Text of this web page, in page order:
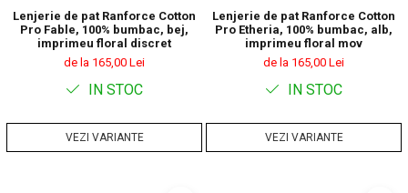
Lenjerie de pat Ranforce Cotton
Pro Fable, 100% bumbac, bej,
imprimeu floral discret
de la 165,00 Lei
IN STOC
VEZI VARIANTE
Lenjerie de pat Ranforce Cotton
Pro Etheria, 100% bumbac, alb,
imprimeu floral mov
de la 165,00 Lei
IN STOC
VEZI VARIANTE